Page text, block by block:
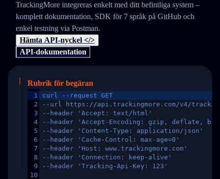
TrackingMore integreras enkelt med ditt befintliga system –
komplett dokumentation, SDK för 7 språk på GitHub och
enkel testning via Postman.
Hämta API-nyckel </>
API-dokumentation
Rubrik för begäran
1
2
3
4
5
6
7
8
9
10
curl --request GET
--url https://api.trackingmore.com/v4/trackings/
--header 'Accept: text/html'
--header 'Accept-Encoding: gzip, deflate,
--header 'Content-Type: application/json'
--header 'Cache-Control: max-age=0'
--header 'Host: www.trackingmore.com'
--header 'Connection: keep-alive'
--header 'Tracking-Api-Key: 123'